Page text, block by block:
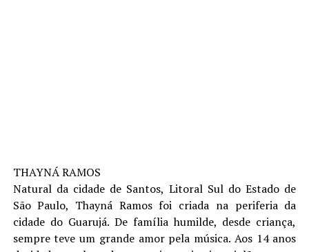
THAYNÁ RAMOS
Natural da cidade de Santos, Litoral Sul do Estado de
São Paulo, Thayná Ramos foi criada na periferia da
cidade do Guarujá. De família humilde, desde criança,
sempre teve um grande amor pela música. Aos 14 anos